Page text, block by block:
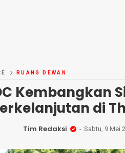
RUANG DEWAN
Kembangkan
di
Tim Redaksi Sabtu, 9 Mei